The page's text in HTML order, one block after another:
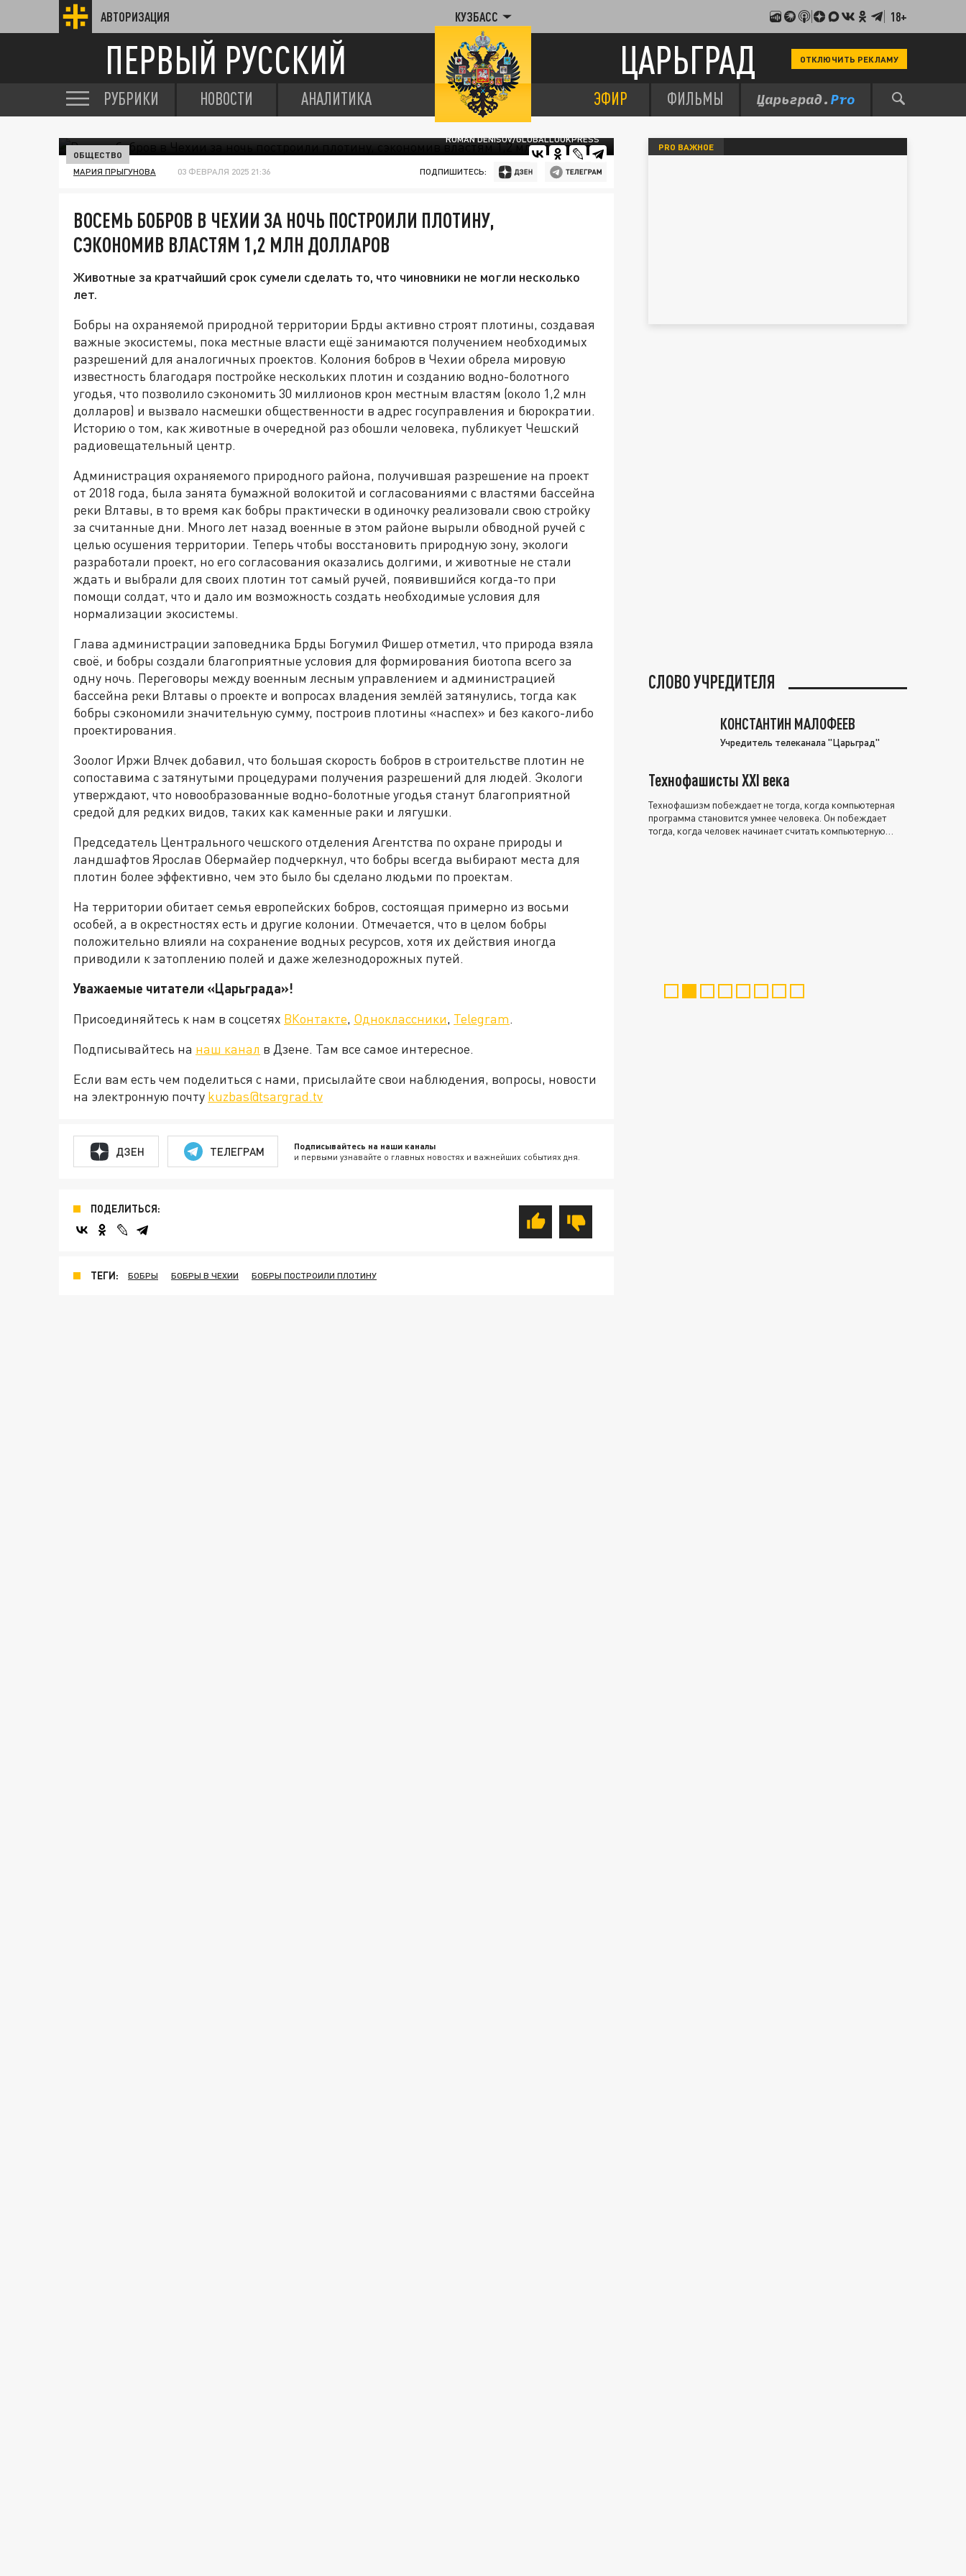
АВТОРИЗАЦИЯ КУЗБАСС 18+
ПЕРВЫЙ РУССКИЙ ЦАРЬГРАД ОТКЛЮЧИТЬ РЕКЛАМУ
РУБРИКИ НОВОСТИ АНАЛИТИКА ЭФИР ФИЛЬМЫ
ROMAN DENISOV/GLOBALLOOKPRESS
ОБЩЕСТВО
МАРИЯ ПРЫГУНОВА 03 ФЕВРАЛЯ 2025 21:36 ПОДПИШИТЕСЬ:
ВОСЕМЬ БОБРОВ В ЧЕХИИ ЗА НОЧЬ ПОСТРОИЛИ ПЛОТИНУ,
СЭКОНОМИВ ВЛАСТЯМ 1,2 МЛН ДОЛЛАРОВ
Животные за кратчайший срок сумели сделать то, что чиновники не могли несколько
лет.
Бобры на охраняемой природной территории Брды активно строят плотины, создавая
важные экосистемы, пока местные власти ещё занимаются получением необходимых
разрешений для аналогичных проектов. Колония бобров в Чехии обрела мировую
известность благодаря постройке нескольких плотин и созданию водно-болотного
угодья, что позволило сэкономить 30 миллионов крон местным властям (около 1,2 млн
долларов) и вызвало насмешки общественности в адрес госуправления и бюрократии.
Историю о том, как животные в очередной раз обошли человека, публикует Чешский
радиовещательный центр.
Администрация охраняемого природного района, получившая разрешение на проект
от 2018 года, была занята бумажной волокитой и согласованиями с властями бассейна
реки Влтавы, в то время как бобры практически в одиночку реализовали свою стройку
за считанные дни. Много лет назад военные в этом районе вырыли обводной ручей с
целью осушения территории. Теперь чтобы восстановить природную зону, экологи
разработали проект, но его согласования оказались долгими, и животные не стали
ждать и выбрали для своих плотин тот самый ручей, появившийся когда-то при
помощи солдат, что и дало им возможность создать необходимые условия для
нормализации экосистемы.
Глава администрации заповедника Брды Богумил Фишер отметил, что природа взяла
своё, и бобры создали благоприятные условия для формирования биотопа всего за
одну ночь. Переговоры между военным лесным управлением и администрацией
бассейна реки Влтавы о проекте и вопросах владения землёй затянулись, тогда как
бобры сэкономили значительную сумму, построив плотины «наспех» и без какого-либо
проектирования.
Зоолог Иржи Влчек добавил, что большая скорость бобров в строительстве плотин не
сопоставима с затянутыми процедурами получения разрешений для людей. Экологи
утверждают, что новообразованные водно-болотные угодья станут благоприятной
средой для редких видов, таких как каменные раки и лягушки.
Председатель Центрального чешского отделения Агентства по охране природы и
ландшафтов Ярослав Обермайер подчеркнул, что бобры всегда выбирают места для
плотин более эффективно, чем это было бы сделано людьми по проектам.
На территории обитает семья европейских бобров, состоящая примерно из восьми
особей, а в окрестностях есть и другие колонии. Отмечается, что в целом бобры
положительно влияли на сохранение водных ресурсов, хотя их действия иногда
приводили к затоплению полей и даже железнодорожных путей.
Уважаемые читатели «Царьграда»!
Присоединяйтесь к нам в соцсетях ВКонтакте, Одноклассники, Telegram.
Подписывайтесь на наш канал в Дзене. Там все самое интересное.
Если вам есть чем поделиться с нами, присылайте свои наблюдения, вопросы, новости
на электронную почту kuzbas@tsargrad.tv
ДЗЕН ТЕЛЕГРАМ Подписывайтесь на наши каналы
и первыми узнавайте о главных новостях и важнейших событиях дня.
ПОДЕЛИТЬСЯ:
ТЕГИ: БОБРЫ БОБРЫ В ЧЕХИИ БОБРЫ ПОСТРОИЛИ ПЛОТИНУ
PRO ВАЖНОЕ
СЛОВО УЧРЕДИТЕЛЯ
КОНСТАНТИН МАЛОФЕЕВ
Учредитель телеканала "Царьград"
Технофашисты XXI века
Технофашизм побеждает не тогда, когда компьютерная
программа становится умнее человека. Он побеждает
тогда, когда человек начинает считать компьютерную